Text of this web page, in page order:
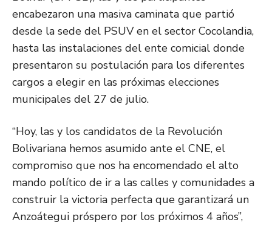
encabezaron una masiva caminata que partió
desde la sede del PSUV en el sector Cocolandia,
hasta las instalaciones del ente comicial donde
presentaron su postulación para los diferentes
cargos a elegir en las próximas elecciones
municipales del 27 de julio.
“Hoy, las y los candidatos de la Revolución
Bolivariana hemos asumido ante el CNE, el
compromiso que nos ha encomendado el alto
mando político de ir a las calles y comunidades a
construir la victoria perfecta que garantizará un
Anzoátegui próspero por los próximos 4 años”,